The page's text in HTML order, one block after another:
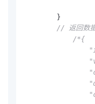
        }
// 返回数
/*{